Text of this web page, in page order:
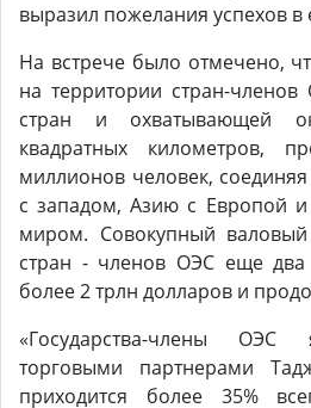
выразил пожелания успехов в
На встрече было отмечено,
на территории стран-
стран и охватывающей
квадратных километров,
миллионов человек,
с западом, Азию с Европой
миром. Совокупный валовый
стран - членов ОЭС еще два
более 2 трлн долларов и
«Государства-члены ОЭС
торговыми партнерами
приходится более 35%